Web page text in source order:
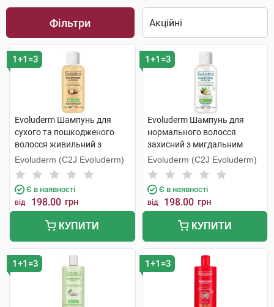
Фільтри
1+1=3
Evoluderm Шампунь для
сухого та пошкодженого
волосся живильний з
аргановою олією 100 мл 1
флакон
Evoluderm (C2J Evoluderm)
Є в наявності
від 198.00 грн
КУПИТИ
1+1=3
Evoluderm Шампунь для
нормального волосся
захисний з мигдальним
молоком 100 мл 1 флакон
Evoluderm (C2J Evoluderm)
Є в наявності
від 198.00 грн
КУПИТИ
1+1=3 1+1=3